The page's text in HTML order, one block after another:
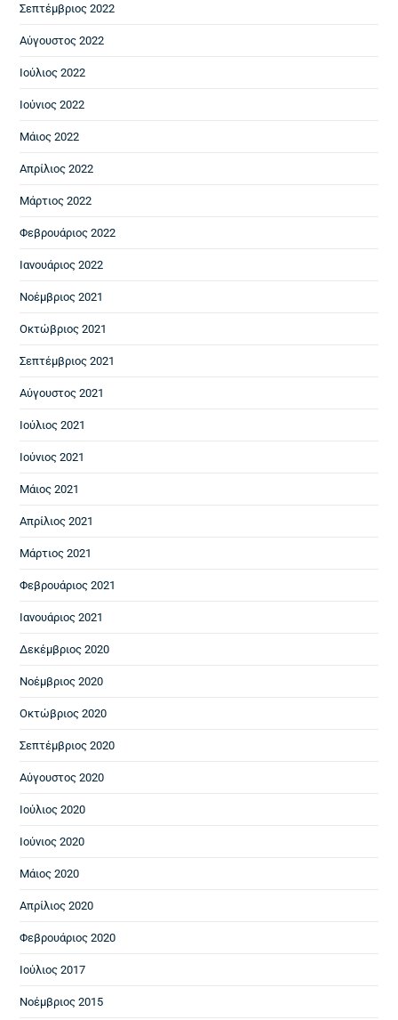
Σεπτέμβριος 2022
Αύγουστος 2022
Ιούλιος 2022
Ιούνιος 2022
Μάιος 2022
Απρίλιος 2022
Μάρτιος 2022
Φεβρουάριος 2022
Ιανουάριος 2022
Νοέμβριος 2021
Οκτώβριος 2021
Σεπτέμβριος 2021
Αύγουστος 2021
Ιούλιος 2021
Ιούνιος 2021
Μάιος 2021
Απρίλιος 2021
Μάρτιος 2021
Φεβρουάριος 2021
Ιανουάριος 2021
Δεκέμβριος 2020
Νοέμβριος 2020
Οκτώβριος 2020
Σεπτέμβριος 2020
Αύγουστος 2020
Ιούλιος 2020
Ιούνιος 2020
Μάιος 2020
Απρίλιος 2020
Φεβρουάριος 2020
Ιούλιος 2017
Νοέμβριος 2015